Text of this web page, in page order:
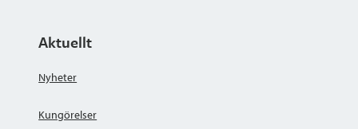
Aktuellt
Nyheter
Kungörelser